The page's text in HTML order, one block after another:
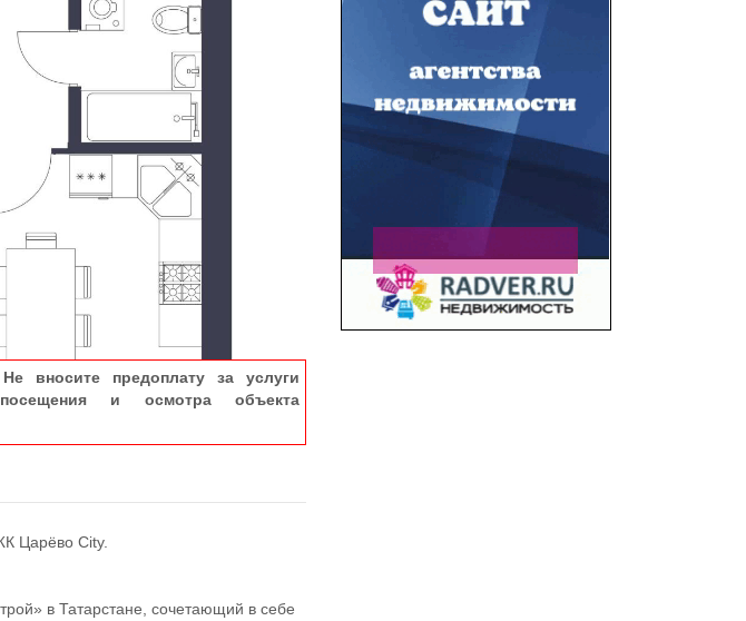
вносите предоплату за услуги
и осмотра объекта
Царёво City.
в Татарстане, сочетающий в себе